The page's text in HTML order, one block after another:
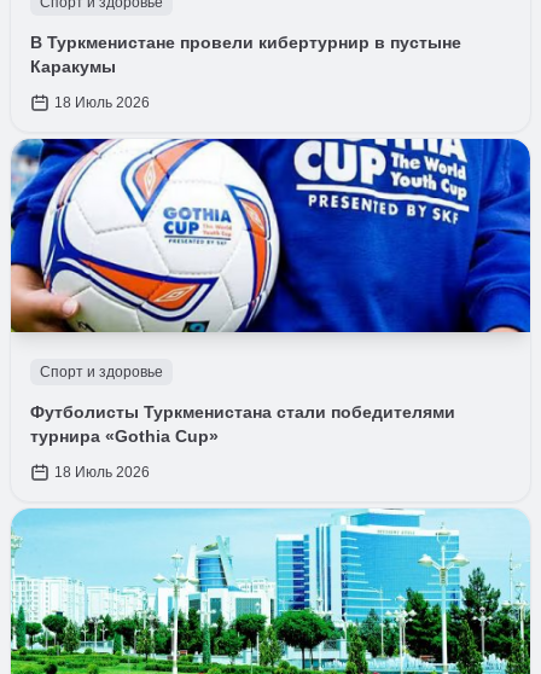
В Туркменистане провели кибертурнир в пустыне
Каракумы
18 Июль 2026
Спорт и здоровье
Футболисты Туркменистана стали победителями
турнира «Gothia Cup»
18 Июль 2026